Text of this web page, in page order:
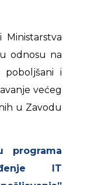
odnosu na
i
većeg
u Zavodu
programa
IT